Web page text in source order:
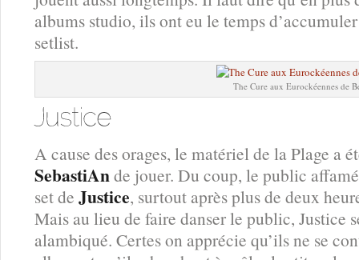
albums studio, ils ont eu le temps
setlist.
The Cure aux Eurockéennes de
A cause des orages, le matériel de la Plage a
SebastiAnde jouer. Du coup, le public
set de Justice, surtout après plus de deux
Mais au lieu de faire danser le public, Justice
alambiqué. Certes on apprécie qu’ils ne se